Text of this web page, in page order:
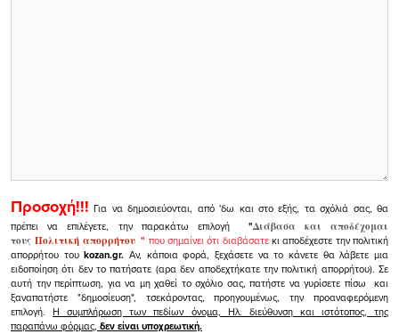
Προσοχή!!! Για να δημοσιεύονται, από 'δω και στο εξής, τα σχόλιά σας, θα
πρέπει να επιλέγετε, την παρακάτω επιλογή
"Διάβασα και αποδέχομαι
τουςΠολιτική απορρήτου" που σημαίνει ότι διαβάσατεκι αποδέχεστε την πολιτική
απορρήτου τουkozan.gr. Αν, κάποια φορά, ξεχάσετε να το κάνετε θα λάβετε μια
ειδοποίηση ότι δεν το πατήσατε (αρα δεν αποδεχτήκατε την πολιτική απορρήτου). Σε
αυτή την περίπτωση, για να μη χαθεί το σχόλιο σας, πατήστε να γυρίσετε πίσω και
ξαναπατήστε "δημοσίευση", τσεκάροντας, προηγουμένως, την προαναφερόμενη
επιλογή.Η συμπλήρωση των πεδίων όνομα, Ηλ. διεύθυνση και ιστότοπος, της
παραπάνω φόρμας, δεν είναι υποχρεωτική.